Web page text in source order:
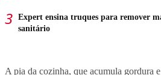
Expert ensina truques para remover
sanitário
A pia da cozinha, que acumula gordura